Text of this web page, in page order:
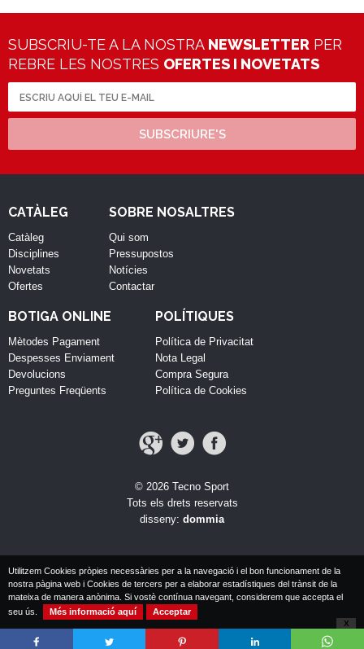
SUBSCRIU-TE A LA NOSTRA NEWSLETTER PER
REBRE LES NOSTRES OFERTES I NOVETATS
SUBSCRIURE'S
CATÀLEG
Catàleg
Disciplines
Novetats
Ofertes
SOBRE NOSALTRES
Qui som
Pressupostos
Notícies
Contactar
BOTIGA ONLINE
Mètodes Pagament
Despesses Enviament
Devolucions
Preguntes Freqüents
POLÍTIQUES
Política de Privacitat
Nota Legal
Compra Segura
Política de Cookies
© 2026 Tecno Sport
Tots els drets reservats
disseny: dommia
Utilitzem Cookies pròpies necessàries per a la navegació i el bon funcionament de la
nostra pàgina web i Cookies de tercers per a elaborar estadístiques del trànsit de la
mateixa de manera anònima. Si vostè contínua navegant, considerem que accepta el
seu ús.
Més informació aquí Acceptar
X